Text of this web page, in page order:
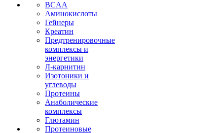
BCAA
Аминокислоты
Гейнеры
Креатин
Предтренировочные
комплексы и
энергетики
Л-карнитин
Изотоники и
углеводы
Протеины
Анаболические
комплексы
Глютамин
Протеиновые